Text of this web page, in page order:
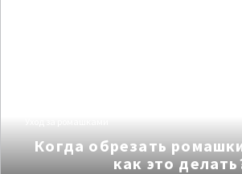
Когда обрезать
как это